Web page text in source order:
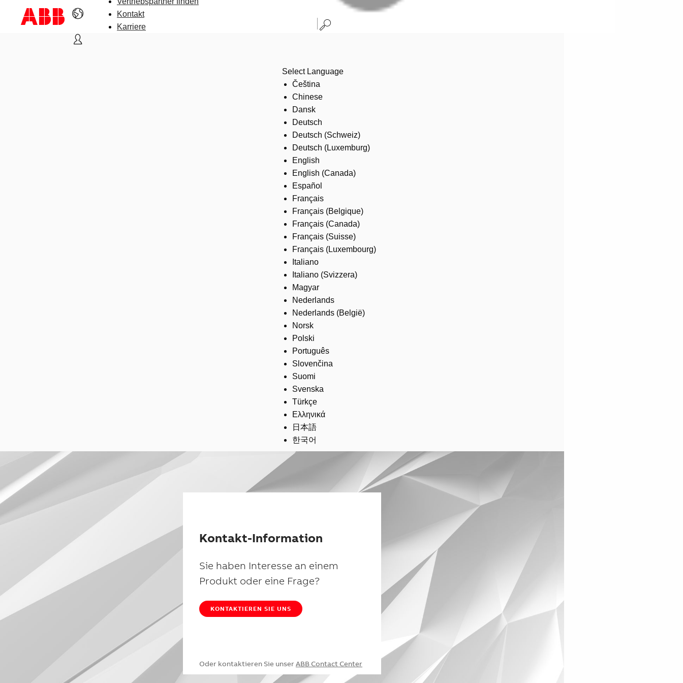
Kontakt
Karriere
Select Language
Čeština
Chinese
Dansk
Deutsch
Deutsch (Schweiz)
Deutsch (Luxemburg)
English
English (Canada)
Español
Français
Français (Belgique)
Français (Canada)
Français (Suisse)
Français (Luxembourg)
Italiano
Italiano (Svizzera)
Magyar
Nederlands
Nederlands (België)
Norsk
Polski
Português
Slovenčina
Suomi
Svenska
Türkçe
Ελληνικά
日本語
한국어
Kontakt-Information
Sie haben Interesse an einem
Produkt oder eine Frage?
KONTAKTIEREN SIE UNS
Oder kontaktieren Sie unser ABB Contact Center